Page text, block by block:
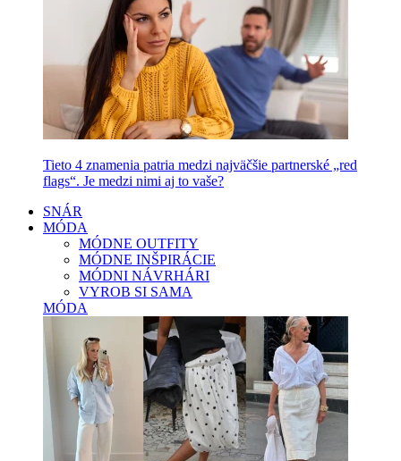
Tieto 4 znamenia patria medzi najväčšie partnerské „red
flags“. Je medzi nimi aj to vaše?
SNÁR
MÓDA
MÓDNE OUTFITY
MÓDNE INŠPIRÁCIE
MÓDNI NÁVRHÁRI
VYROB SI SAMA
MÓDA